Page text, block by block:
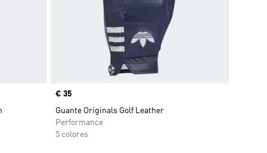
Precio
€ 35
Guante Originals Golf Leather
Performance
5 colores